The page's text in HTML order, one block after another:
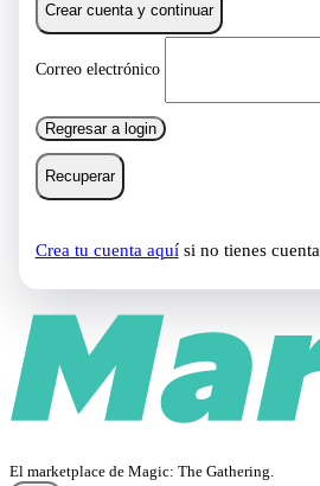
Crear cuenta y continuar
Correo electrónico
Regresar a login
Recuperar
Crea tu cuenta aquísi no tienes cuenta
El marketplace de Magic: The Gathering.